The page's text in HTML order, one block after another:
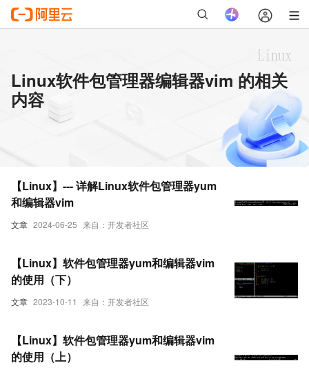
Linux软件包管理器编辑器vim 的相关
内容
文章 2024-06-25 来自：开发者社区
【Linux】--- 详解Linux软件包管理器yum
和编辑器vim
文章 2023-10-11 来自：开发者社区
【Linux】软件包管理器yum和编辑器vim
的使用（下）
【Linux】软件包管理器yum和编辑器vim
的使用（上）